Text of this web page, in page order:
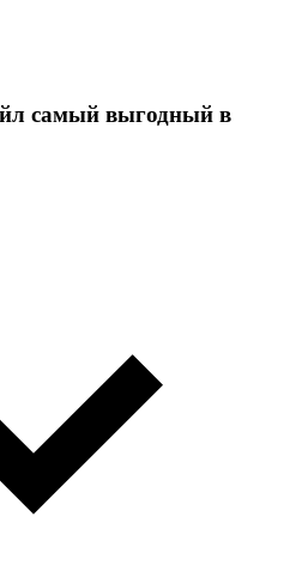
самый выгодный в